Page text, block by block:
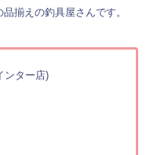
揃えの釣具屋さんです。
ンター店)